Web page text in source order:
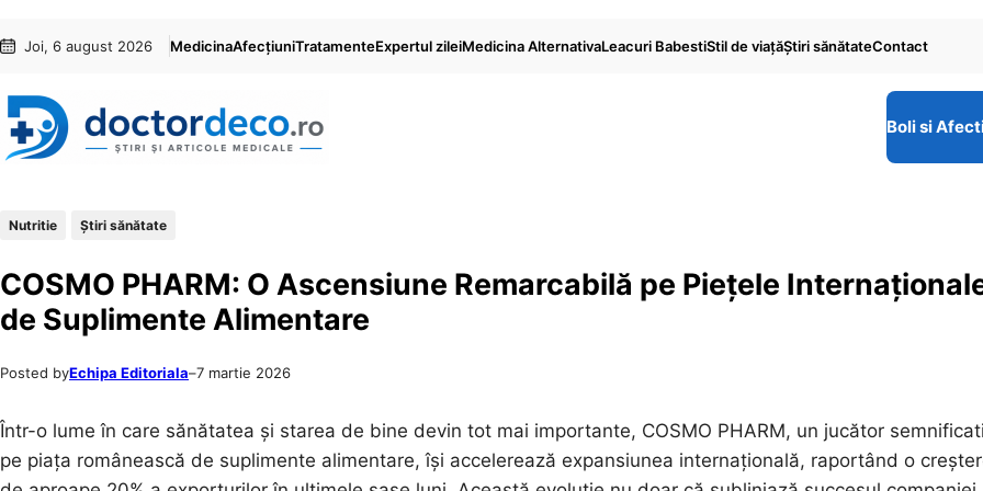
conținut
content
Joi, 6 august 2026 MedicinaAfecțiuniTratamenteExpertul zileiMedicina AlternativaLeacuri BabestiStil de viaţăŞtiri sănătateContact
Boli si
Nutritie Ştiri sănătate
COSMO PHARM: O Ascensiune Remarcabilă pe Piețele
de Suplimente Alimentare
Posted byEchipa Editoriala–7 martie 2026
Într-o lume în care sănătatea și starea de bine devin tot mai importante, COSMO PHARM, un jucător
pe piața românească de suplimente alimentare, își accelerează expansiunea internațională, raportând o